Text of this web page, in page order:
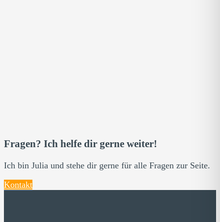
Fragen? Ich helfe dir gerne weiter!
Ich bin Julia und stehe dir gerne für alle Fragen zur Seite.
Kontakt